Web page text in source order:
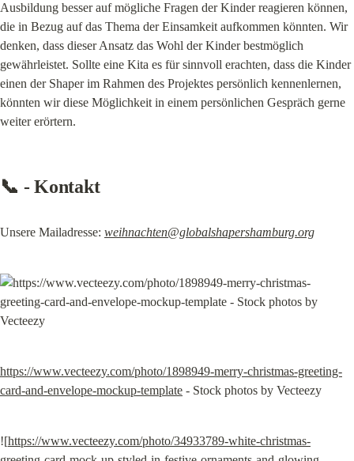
Ausbildung besser auf mögliche Fragen der Kinder reagieren können,
die in Bezug auf das Thema der Einsamkeit aufkommen könnten. Wir
denken, dass dieser Ansatz das Wohl der Kinder bestmöglich
gewährleistet. Sollte eine Kita es für sinnvoll erachten, dass die Kinder
einen der Shaper im Rahmen des Projektes persönlich kennenlernen,
könnten wir diese Möglichkeit in einem persönlichen Gespräch gerne
weiter erörtern.
📞 - Kontakt
Unsere Mailadresse: weihnachten@globalshapershamburg.org
https://www.vecteezy.com/photo/1898949-merry-christmas-greeting-
card-and-envelope-mockup-template - Stock photos by Vecteezy
![https://www.vecteezy.com/photo/34933789-white-christmas-